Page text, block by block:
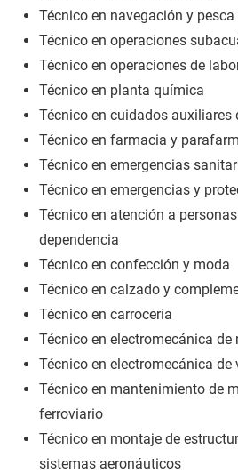
Técnico en navegación y
Técnico en operaciones
Técnico en operaciones de
Técnico en planta química
Técnico en cuidados auxiliares
Técnico en farmacia y
Técnico en emergencias
Técnico en emergencias y
Técnico en atención a
dependencia
Técnico en confección y moda
Técnico en calzado y
Técnico en carrocería
Técnico en electromecánica de
Técnico en electromecánica
Técnico en mantenimiento de
ferroviario
Técnico en montaje de
sistemas aeronáuticos